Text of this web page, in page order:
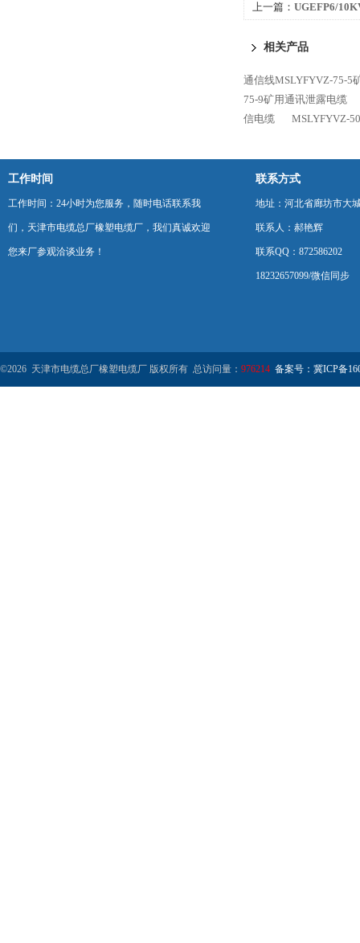
上一篇： UGEFP6/
相关产品
通信线MSLYFYVZ-75-5
75-9矿用通讯泄露电缆
信电缆
MSLYFYVZ-
工作时间
工作时间：24小时为您服务，随时电话联系我
们，天津市电缆总厂橡塑电缆厂，我们真诚欢迎
您来厂参观洽谈业务！
联系方式
地址：河北省廊坊市大
联系人：郝艳辉
联系QQ：872586202
18232657099/微信同步
©2026 天津市电缆总厂橡塑电缆厂 版权所有 总访问量： 976214 备案号：冀ICP备